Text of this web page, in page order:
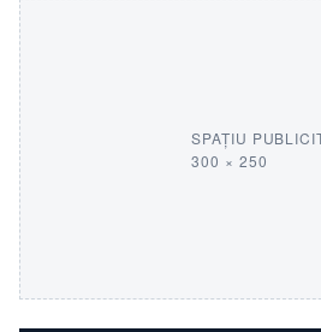
SPAȚIU
300 × 250